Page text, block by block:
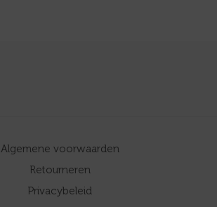
Algemene voorwaarden
Retourneren
Privacybeleid